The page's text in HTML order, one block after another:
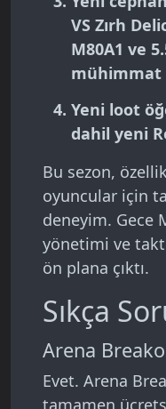
VS Zırh
M80A1 ve
mühimmat
Yeni loot
dahil yeni
Bu sezon,
oyuncular için
deneyim. Gece
yönetimi ve
ön plana çıktı.
Sıkça
Arena
Evet. Arena
tamamen